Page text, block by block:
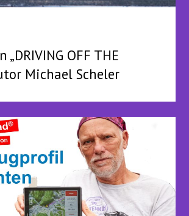
„DRIVING OFF THE
Michael Scheler